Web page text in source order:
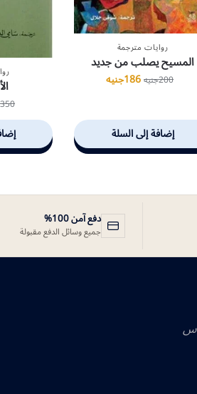
روايات مترجمة
المسيح يصلب من جديد
200جنيه186جنيه
إضافة إلى السلة
350
دفع آمن 100%
جميع وسائل الدفع مقبولة